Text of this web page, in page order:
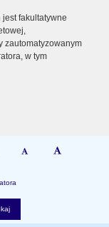
fakultatywne
zautomatyzowanym
w tym